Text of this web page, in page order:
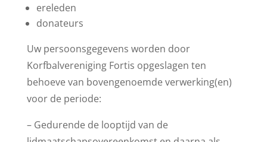
ereleden
donateurs
Uw persoonsgegevens worden door
Korfbalvereniging Fortis opgeslagen ten
behoeve van bovengenoemde verwerking(en)
voor de periode:
– Gedurende de looptijd van de